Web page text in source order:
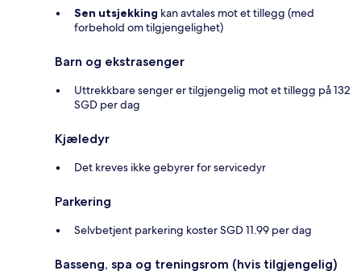
Sen utsjekking kan avtales mot et tillegg (med
forbehold om tilgjengelighet)
Barn og ekstrasenger
Uttrekkbare senger er tilgjengelig mot et tillegg på 132
SGD per dag
Kjæledyr
Det kreves ikke gebyrer for servicedyr
Parkering
Selvbetjent parkering koster SGD 11.99 per dag
Basseng, spa og treningsrom (hvis tilgjengelig)